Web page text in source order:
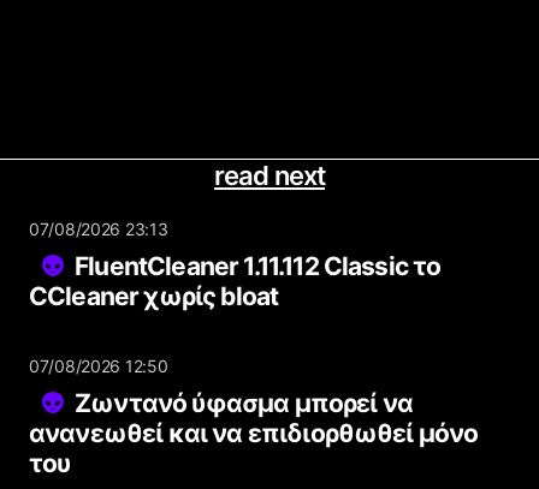
read next
07/08/2026 23:13
FluentCleaner 1.11.112 Classic το
CCleaner χωρίς bloat
07/08/2026 12:50
Ζωντανό ύφασμα μπορεί να
ανανεωθεί και να επιδιορθωθεί μόνο
του